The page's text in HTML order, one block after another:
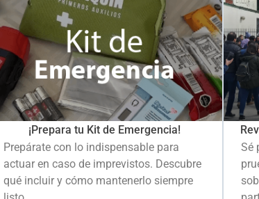
¡Prepara tu Kit de Emergencia!
Prepárate con lo indispensable para
actuar en caso de imprevistos. Descubre
qué incluir y cómo mantenerlo siempre
Sé